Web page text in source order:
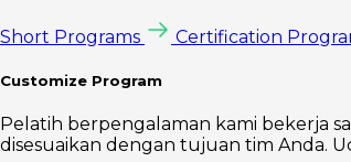
Short Programs Certification
Customize Program
Pelatih berpengalaman kami bekerja
disesuaikan dengan tujuan tim Anda.